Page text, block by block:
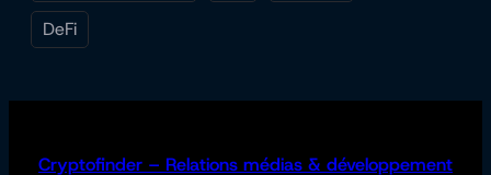
DeFi
Cryptofinder – Relations médias & développement